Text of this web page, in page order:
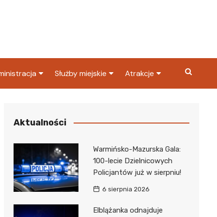
Skarbowy
Służby miejskie
Policja
Atrakcje
Aktualności
Warmińsko-Mazurska Gala:
100-lecie Dzielnicowych
Policjantów już w sierpniu!
6 sierpnia 2026
Elblążanka odnajduje